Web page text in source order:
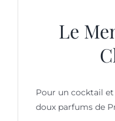
Le
Pour un cocktail
doux parfums de